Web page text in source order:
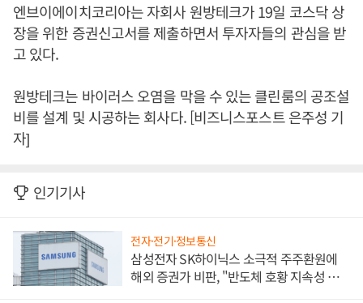
엔브이에이치코리아는 자회사 원방테크가 19일 코스닥 상
장을 위한 증권신고서를 제출하면서 투자자들의 관심을 받
고 있다.
원방테크는 바이러스 오염을 막을 수 있는 클린룸의 공조설
비를 설계 및 시공하는 회사다. [비즈니스포스트 은주성 기
자]
인기기사
전자·전기·정보통신
삼성전자 SK하이닉스 소극적 주주환원에
해외 증권가 비판, "반도체 호황 지속성 의